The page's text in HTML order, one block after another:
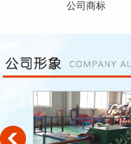
公司商标